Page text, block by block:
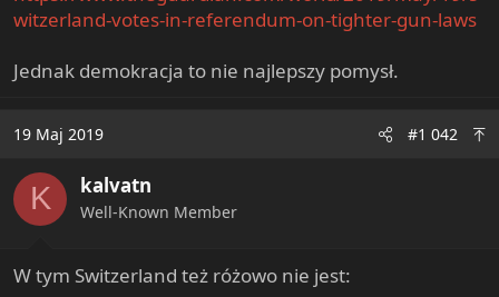
witzerland-votes-in-referendum-on-tighter-gun-laws
Jednak demokracja to nie najlepszy pomysł.
19 Maj 2019 #1 042
K kalvatn
Well-Known Member
W tym Switzerland też różowo nie jest: